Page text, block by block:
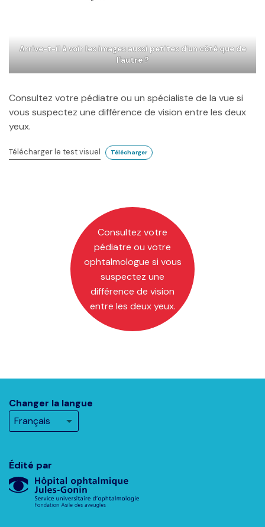
Consultez votre
pédiatre ou votre
ophtalmologue si vous
suspectez une
différence de vision
entre les deux yeux.
Arrive-t-il à voir les images aussi petites d’un côté que de
l’autre ?
Consultez votre pédiatre ou un spécialiste de la vue si
vous suspectez une différence de vision entre les deux
yeux.
Télécharger le test visuel Télécharger
Édité par
Changer la langue